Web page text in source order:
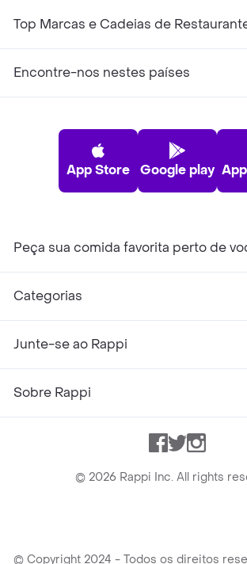
Top Marcas e Cadeias de
Encontre-nos nestes países
App Store Google play
Peça sua comida favorita perto de
Categorias
Junte-se ao Rappi
Sobre Rappi
Facebook
Twitter
© 2026 Rappi Inc. All rights
© Copyright 2024 - Todos os direitos